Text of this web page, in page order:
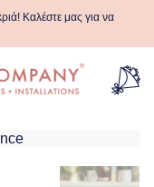
Καλέστε μας για να